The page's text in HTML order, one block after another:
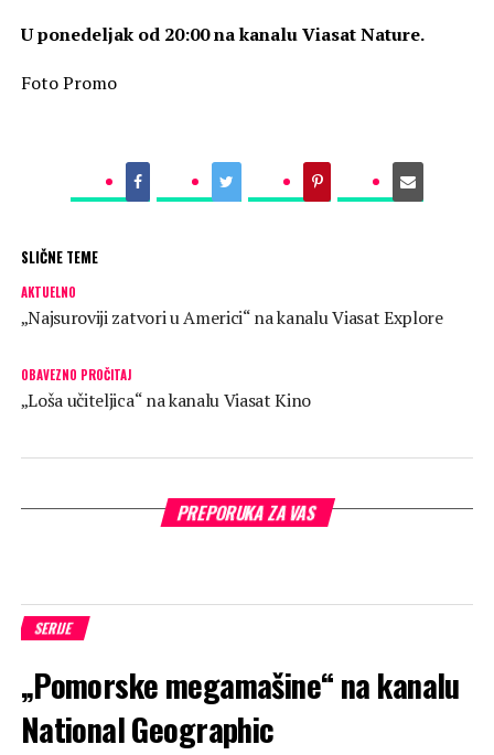
U ponedeljak od 20:00 na kanalu Viasat Nature.
Foto Promo
SLIČNE TEME
AKTUELNO
„Najsuroviji zatvori u Americi“ na kanalu Viasat Explore
OBAVEZNO PROČITAJ
„Loša učiteljica“ na kanalu Viasat Kino
PREPORUKA ZA VAS
SERIJE
„Pomorske megamašine“ na kanalu
National Geographic